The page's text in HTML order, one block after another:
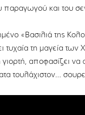
παραγωγού και του
«Βασιλιά της
τυχαία τη μαγεία των
αποφασίζει να
τουλάχιστον…